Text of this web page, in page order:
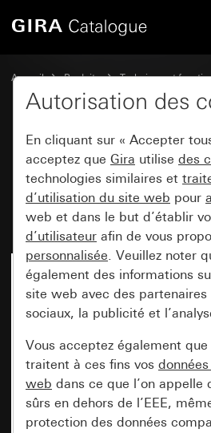
Accueil Produits
Technique et
Modules encastrés, accessoires
Module bouton-
bascule 10 A 250
poussoir va-et-vient
Autorisation des
En cliquant sur « Accepter
acceptez que Gira utilise des
technologies similaires et
d’utilisation du site web pour
web et dans le but d’établir
d’utilisateur afin de vous
personnalisée. Veuillez noter
également des informations
site web avec des
sociaux, la publicité et
Vous acceptez également que
traitent à ces fins vos
web dans ce que l’on appelle
sûrs en dehors de l’EEE,
protection des données